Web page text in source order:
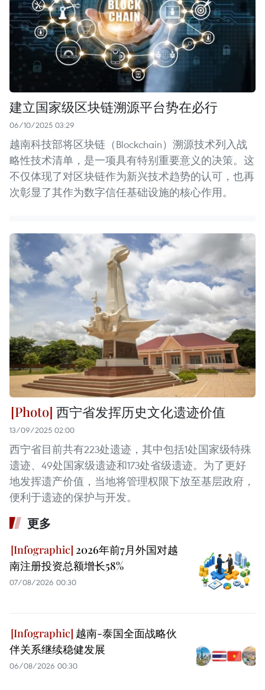
建立国家级区块链溯源平台势在必行
06/10/2025 03:29
越南科技部将区块链（Blockchain）溯源技术列入战
略性技术清单，是一项具有特别重要意义的决策。这
不仅体现了对区块链作为新兴技术趋势的认可，也再
次彰显了其作为数字信任基础设施的核心作用。
西宁省发挥历史文化遗迹价值
13/09/2025 02:00
西宁省目前共有223处遗迹，其中包括1处国家级特殊
遗迹、49处国家级遗迹和173处省级遗迹。为了更好
地发挥遗产价值，当地将管理权限下放至基层政府，
便利于遗迹的保护与开发。
更多
2026年前7月外国对越
南注册投资总额增长58%
07/08/2026 00:30
越南-泰国全面战略伙
伴关系继续稳健发展
06/08/2026 00:30